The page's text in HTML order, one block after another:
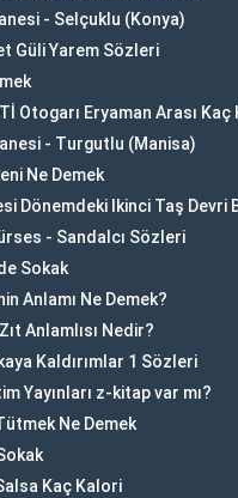
- Selçuklu (Konya)
Güli Yarem Sözleri
Otogarı Eryaman Arası Kaç
- Turgutlu (Manisa)
Ne Demek
Dönemdeki Ikinci Taş Devri
- Sandalcı Sözleri
Sokak
Anlamı Ne Demek?
Anlamlısı Nedir?
Kaldırımlar 1 Sözleri
Yayınları z-kitap var mı?
Ne Demek
Kaç Kalori